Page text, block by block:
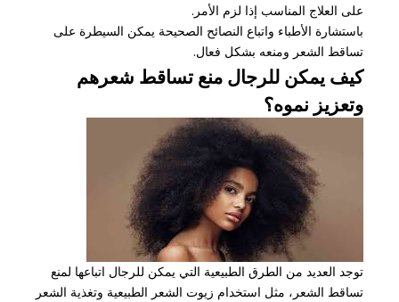
على العلاج المناسب إذا لزم الأمر.
باستشارة الأطباء واتباع النصائح الصحيحة يمكن السيطرة على
تساقط الشعر ومنعه بشكل فعال.
كيف يمكن للرجال منع تساقط شعرهم
وتعزيز نموه؟
توجد العديد من الطرق الطبيعية التي يمكن للرجال اتباعها لمنع
تساقط الشعر، مثل استخدام زيوت الشعر الطبيعية وتغذية الشعر